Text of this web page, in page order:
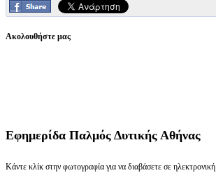
Ακολουθήστε μας
Εφημερίδα Παλμός Δυτικής Αθήνας
Κάντε κλίκ στην φωτογραφία για να διαβάσετε σε ηλεκτρονική